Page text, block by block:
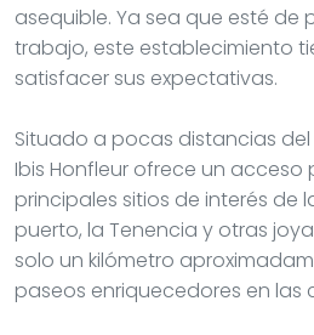
asequible. Ya sea que esté de
trabajo, este establecimiento
satisfacer sus expectativas.
Situado a pocas distancias
Ibis Honfleur ofrece un acceso
principales sitios de interés de
puerto, la Tenencia y otras
solo un kilómetro
paseos enriquecedores en las